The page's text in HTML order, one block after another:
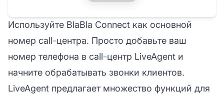
Используйте BlaBla Connect как основной
номер call-центра. Просто добавьте ваш
номер телефона в call-центр LiveAgent и
начните обрабатывать звонки клиентов.
LiveAgent предлагает множество функций для